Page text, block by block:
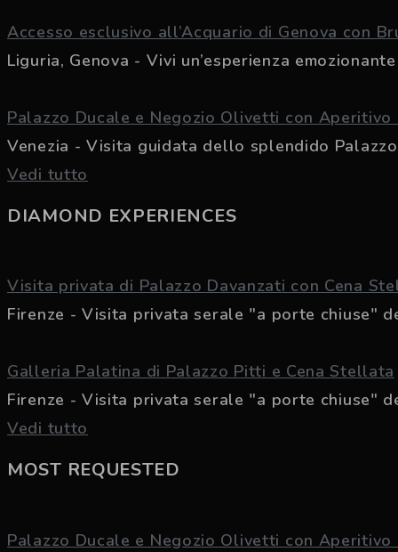
Accesso esclusivo all’Acquario di Genova con
Liguria, Genova - Vivi un’esperienza
Palazzo Ducale e Negozio Olivetti con Aperitivo
Venezia - Visita guidata dello splendido
Vedi tutto
DIAMOND EXPERIENCES
Visita privata di Palazzo Davanzati con Cena
Firenze - Visita privata serale "a porte chiuse"
Galleria Palatina di Palazzo Pitti e Cena Stellata
Firenze - Visita privata serale "a porte chiuse"
Vedi tutto
MOST REQUESTED
Palazzo Ducale e Negozio Olivetti con Aperitivo